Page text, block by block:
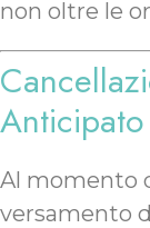
non oltre le
Anticipato
Al momento
versamento